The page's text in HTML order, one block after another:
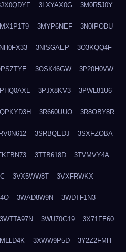
3LXYAX0G 3M0R5J0Y
3MYP6NEF 3N0IPODU
3NISGAEP 3O3KQQ4F
3OSK46GW 3P20H0VW
3PJX8KV3 3PWL81U6
3R660UUO 3R8OBY8R
3SRBQEDJ 3SXFZOBA
3TTB618D 3TVMVY4A
3VX5WW8T 3VXFRWKX
3WAD8W9N 3WDTF1N3
3WTTA97N 3WU70G19 3X71FE60
3XWW9P5D 3Y2Z2FMH